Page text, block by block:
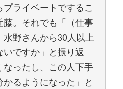
ライベートでするこ
藤。それでも「（仕事
野さんから30人以上
いですか」と振り返
なったし、この人下手
るようになった」と